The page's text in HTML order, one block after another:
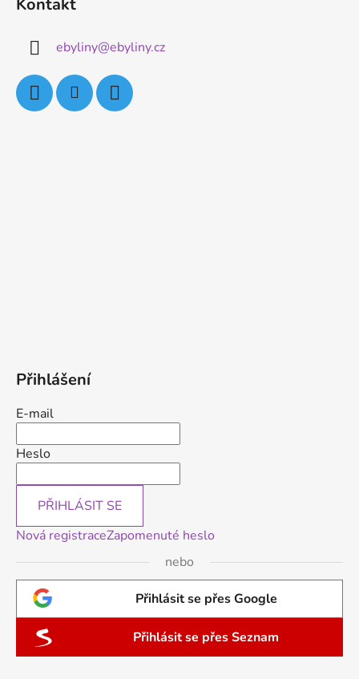
Kontakt
ebyliny@ebyliny.cz
Přihlášení
E-mail
Heslo
PŘIHLÁSIT SE
Nová registraceZapomenuté heslo
nebo
Přihlásit se přes Google
Přihlásit se přes Seznam